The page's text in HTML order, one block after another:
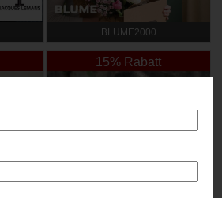
BLUME2000
15% Rabatt